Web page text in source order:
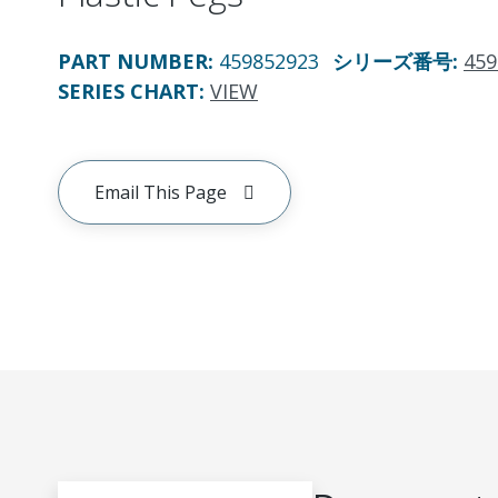
PART NUMBER: 459852923 シリーズ番号:
SERIES CHART: VIEW
Email This Page